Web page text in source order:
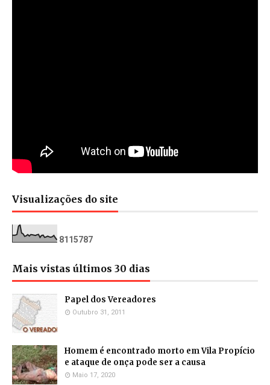
Visualizações do site
81 15787
Mais vistas últimos 30 dias
Papel dos Vereadores
Outubro 31, 2011
Homem é encontrado morto em Vila Propício
e ataque de onça pode ser a causa
Maio 17, 2020